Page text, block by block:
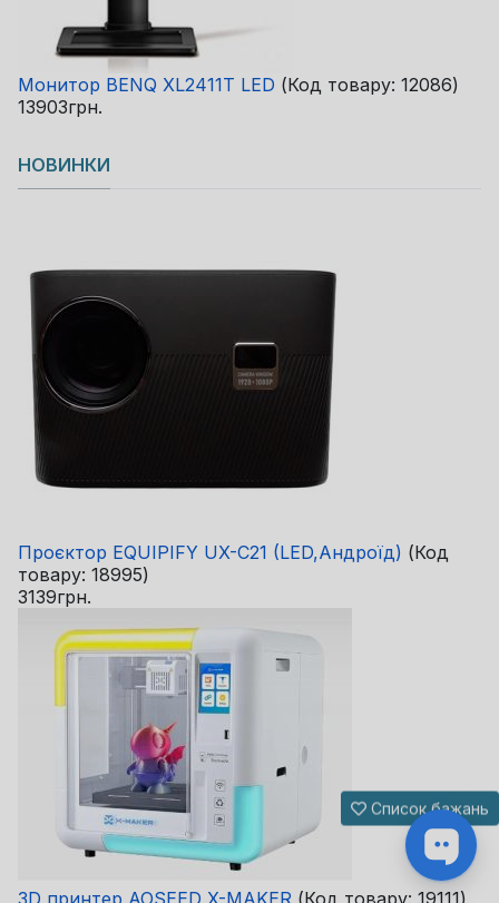
Монитор BENQ XL2411T LED (Код товару: 12086)
13903грн.
НОВИНКИ
Проєктор EQUIPIFY UX-C21 (LED,Андроїд) (Код
товару: 18995)
3139грн.
3D принтер AOSEED X-MAKER (Код товару: 19111)
Список бажань